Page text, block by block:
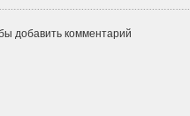
добавить комментарий